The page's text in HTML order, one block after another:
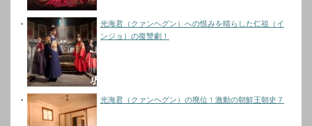
光海君（クァンヘグン）への恨みを晴らした仁祖（イ
ンジョ）の復讐劇！
光海君（クァンヘグン）の廃位！激動の朝鮮王朝史７